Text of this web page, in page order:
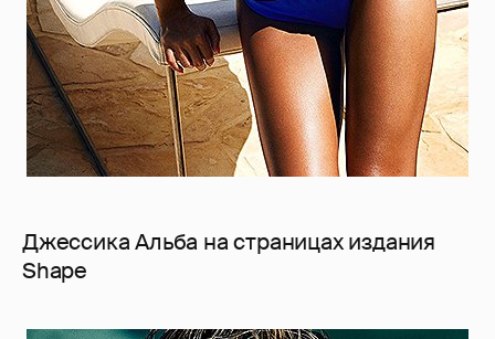
Джессика Альба на страницах издания
Shape